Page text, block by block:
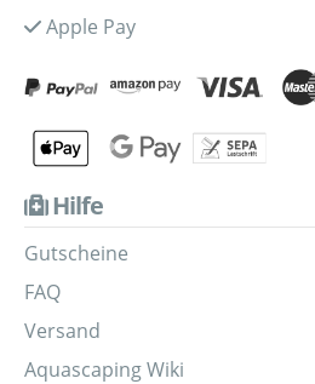
Apple Pay
Hilfe
Gutscheine
FAQ
Versand
Aquascaping Wiki